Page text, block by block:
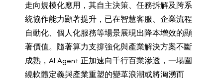
走向規模化應用，其自主決策、任務拆解及跨系
統協作能力顯著提升，已在智慧客服、企業流程
自動化、個人化服務等場景展現出降本增效的顯
著價值。隨著算力支撐強化與產業解決方案不斷
成熟，AI Agent 正加速向千行百業滲透，一場圍
繞軟體定義與產業重塑的變革浪潮或將洶湧而